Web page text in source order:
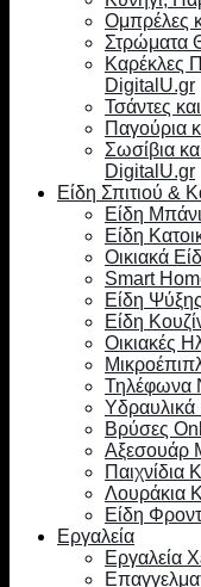
Ομπρέλες
Στρώματα
Καρέκλες
DigitalU.gr
Τσάντες
Παγούρια
Σωσίβια
DigitalU.gr
Είδη Σπιτιού &
Είδη
Είδη
Οικιακά
Smart
Είδη
Είδη
Οικιακές
Τηλέφωνα
Βρύσες
Αξεσουάρ
Παιχνίδια
Λουράκια
Είδη
Εργαλεία
Εργαλεία